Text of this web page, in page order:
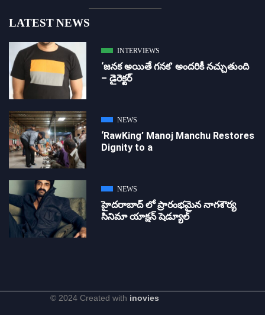
LATEST NEWS
INTERVIEWS
‘జ‌న‌క అయితే గ‌న‌క‌’ అందరికీ నచ్చుతుంది
– డైరెక్ట‌ర్
NEWS
‘RawKing’ Manoj Manchu Restores
Dignity to a
NEWS
హైదరాబాద్ లో ప్రారంభమైన నాగశౌర్య
సినిమా యాక్షన్ షెడ్యూల్
© 2024 Created with inovies